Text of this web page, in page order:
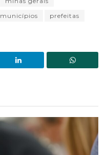
municípios
prefeitas